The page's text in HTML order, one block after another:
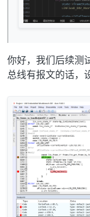
你好，我们后续测
总线有报文的话，